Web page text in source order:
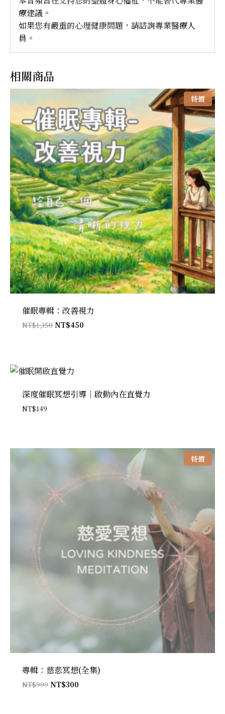
療建議。
如果您有嚴重的心理健康問題，請諮詢專業醫療人
員。
相關商品
特價
催眠專輯：改善視力
NT$1,350原
NT$1,350。
NT$450
深度催眠冥想引導｜啟動內在直覺力
NT$149
特價
專輯：慈悲冥想(全集)
NT$999原
NT$300